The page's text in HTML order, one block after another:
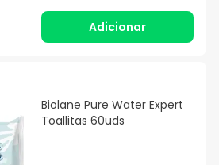
Adicionar
Biolane Pure Water Expert
Toallitas 60uds